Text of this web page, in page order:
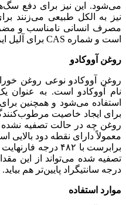
می‌شود. این نیز برای دفع
نیز به الکل طبیعی می‌زنند
است و شماره CAS برای آلیل ایزو تیوسینات ۵۷–۵۶–۷ است.
روغن آووکادو
روغن آووکادو نوعی روغن
نام آووکادو است. به عنوان
استفاده می‌شود و همچنین
برای ایجاد خاصیت
روغن چه در حالت تصفیه
معمولاً دارای نقطه دود
درجه سانتیگراد پایین‌تر هم بیاید.
موارد استفاده